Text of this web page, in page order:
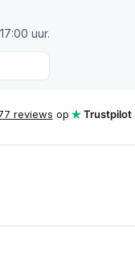
uur.
reviews op Trustpilot